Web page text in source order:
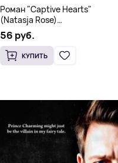
Роман "Captive Hearts"
(Natasja Rose)
Романтическое фэнтези
56 руб.
КУПИТЬ